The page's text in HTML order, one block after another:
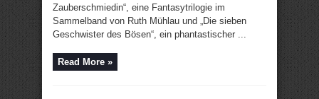
Zauberschmiedin“, eine Fantasytrilogie im
Sammelband von Ruth Mühlau und „Die sieben
Geschwister des Bösen“, ein phantastischer ...
Read More »